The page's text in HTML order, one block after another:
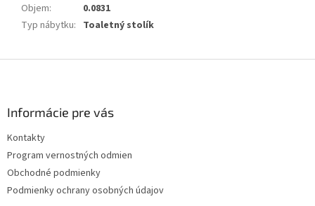
Objem:
0.0831
Typ nábytku: Toaletný stolík
Informácie pre vás
Kontakty
Program vernostných odmien
Obchodné podmienky
Podmienky ochrany osobných údajov